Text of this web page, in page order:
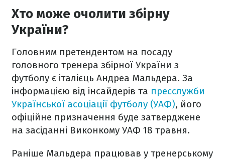
Хто може очолити збірну
України?
Головним претендентом на посаду
головного тренера збірної України з
футболу є італієць Андреа Мальдера. За
інформацією від інсайдерів та пресслужби
Української асоціації футболу (УАФ), його
офіційне призначення буде затверджене
на засіданні Виконкому УАФ 18 травня.
Раніше Мальдера працював у тренерському